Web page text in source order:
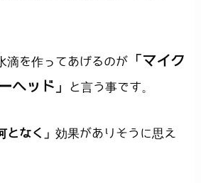
滴を作ってあげるのが
「マイク
ヘッド」
と言う事です。
となく」効果がありそうに思え